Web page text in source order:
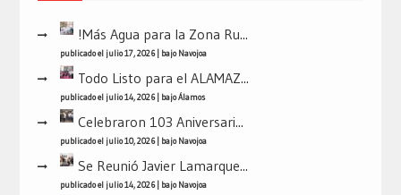
!Más Agua para la Zona Ru...
publicado el julio 17, 2026| bajo Navojoa
Todo Listo para el ALAMAZ...
publicado el julio 14, 2026| bajoÁlamos
Celebraron 103 Aniversari...
publicado el julio 10, 2026| bajo Navojoa
Se Reunió Javier Lamarque...
publicado el julio 14, 2026| bajo Navojoa